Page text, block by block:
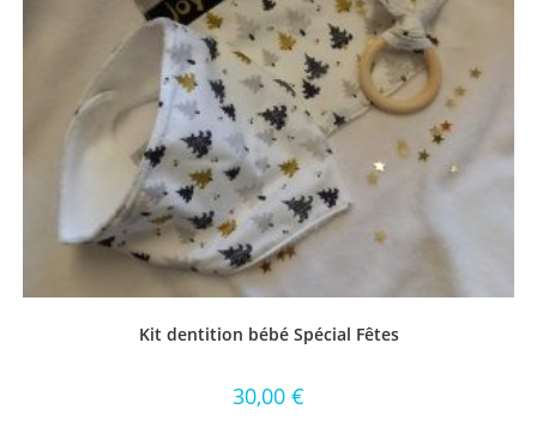
Kit dentition bébé Spécial Fêtes
30,00 €